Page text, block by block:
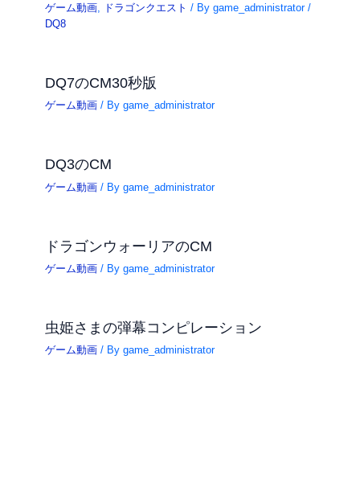
ゲーム動画 ドラゴンクエスト / Bygame_administrator/
DQ8
DQ7のCM30秒版
ゲーム動画 / Bygame_administrator
DQ3のCM
ゲーム動画 / Bygame_administrator
ドラゴンウォーリアのCM
ゲーム動画 / Bygame_administrator
虫姫さまの弾幕コンピレーション
ゲーム動画 / Bygame_administrator